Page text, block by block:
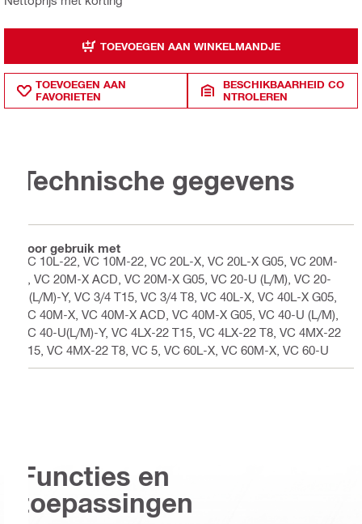
TOEVOEGEN AAN WINKELMANDJE
TOEVOEGEN AAN
FAVORIETEN
BESCHIKBAARHEID CO
NTROLEREN
Technische gegevens
Voor gebruik met
VC 10L-22, VC 10M-22, VC 20L-X, VC 20L-X G05, VC 20M-
X, VC 20M-X ACD, VC 20M-X G05, VC 20-U (L/M), VC 20-
U(L/M)-Y, VC 3/4 T15, VC 3/4 T8, VC 40L-X, VC 40L-X G05,
VC 40M-X, VC 40M-X ACD, VC 40M-X G05, VC 40-U (L/M),
VC 40-U(L/M)-Y, VC 4LX-22 T15, VC 4LX-22 T8, VC 4MX-22
T15, VC 4MX-22 T8, VC 5, VC 60L-X, VC 60M-X, VC 60-U
Functies en
toepassingen